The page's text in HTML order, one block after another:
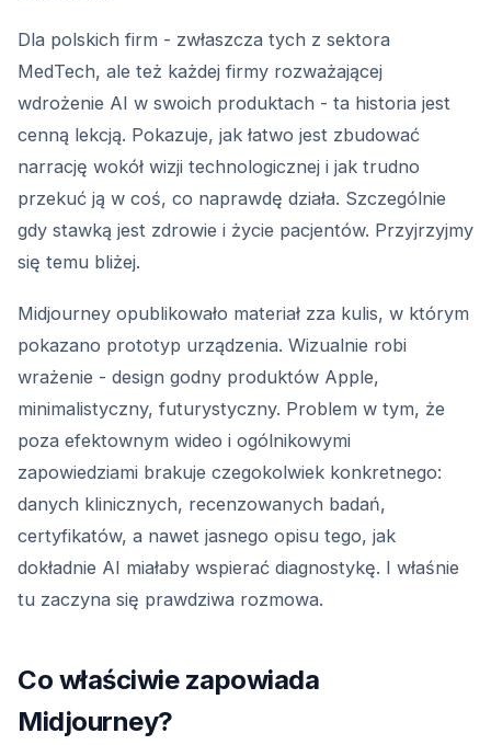
Dla polskich firm - zwłaszcza tych z sektora
MedTech, ale też każdej firmy rozważającej
wdrożenie AI w swoich produktach - ta historia jest
cenną lekcją. Pokazuje, jak łatwo jest zbudować
narrację wokół wizji technologicznej i jak trudno
przekuć ją w coś, co naprawdę działa. Szczególnie
gdy stawką jest zdrowie i życie pacjentów. Przyjrzyjmy
się temu bliżej.
Midjourney opublikowało materiał zza kulis, w którym
pokazano prototyp urządzenia. Wizualnie robi
wrażenie - design godny produktów Apple,
minimalistyczny, futurystyczny. Problem w tym, że
poza efektownym wideo i ogólnikowymi
zapowiedziami brakuje czegokolwiek konkretnego:
danych klinicznych, recenzowanych badań,
certyfikatów, a nawet jasnego opisu tego, jak
dokładnie AI miałaby wspierać diagnostykę. I właśnie
tu zaczyna się prawdziwa rozmowa.
Co właściwie zapowiada
Midjourney?